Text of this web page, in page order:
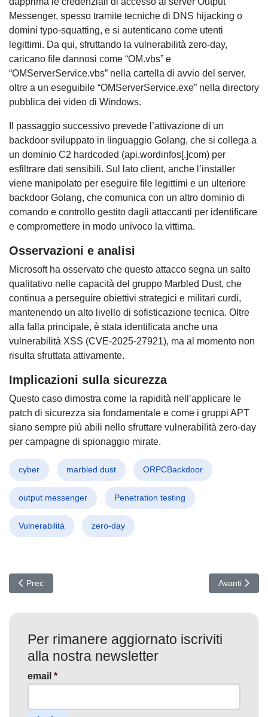
Messenger, spesso tramite tecniche di DNS hijacking o
domini typo-squatting, e si autenticano come utenti
legittimi. Da qui, sfruttando la vulnerabilità zero-day,
caricano file dannosi come “OM.vbs” e
“OMServerService.vbs” nella cartella di avvio del server,
oltre a un eseguibile “OMServerService.exe” nella directory
pubblica dei video di Windows.
Il passaggio successivo prevede l’attivazione di un
backdoor sviluppato in linguaggio Golang, che si collega a
un dominio C2 hardcoded (api.wordinfos[.]com) per
esfiltrare dati sensibili. Sul lato client, anche l’installer
viene manipolato per eseguire file legittimi e un ulteriore
backdoor Golang, che comunica con un altro dominio di
comando e controllo gestito dagli attaccanti per identificare
e compromettere in modo univoco la vittima.
Osservazioni e analisi
Microsoft ha osservato che questo attacco segna un salto
qualitativo nelle capacità del gruppo Marbled Dust, che
continua a perseguire obiettivi strategici e militari curdi,
mantenendo un alto livello di sofisticazione tecnica. Oltre
alla falla principale, è stata identificata anche una
vulnerabilità XSS (CVE-2025-27921), ma al momento non
risulta sfruttata attivamente.
Implicazioni sulla sicurezza
Questo caso dimostra come la rapidità nell’applicare le
patch di sicurezza sia fondamentale e come i gruppi APT
siano sempre più abili nello sfruttare vulnerabilità zero-day
per campagne di spionaggio mirate.
cyber marbled dust ORPCBackdoor
output messenger Penetration testing
Vulnerabilità zero-day
Articolo precedente: Deepfake in Ufficio: L’AI minaccia la tua
Prec Articolo
Avanti
Per rimanere aggiornato iscriviti
alla nostra newsletter
email *